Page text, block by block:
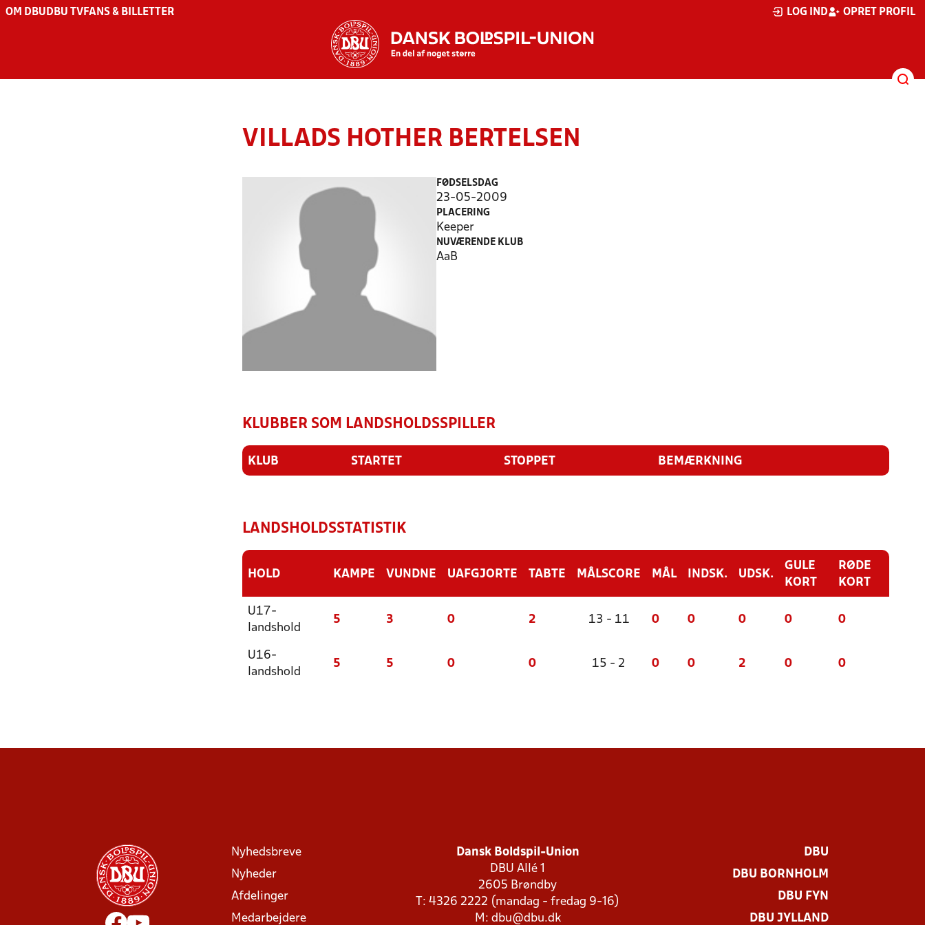
OM DBU DBU TV FANS & BILLETTER LOG IND OPRET PROFIL
VILLADS HOTHER BERTELSEN
FØDSELSDAG
23-05-2009
PLACERING
Keeper
NUVÆRENDE KLUB
AaB
KLUBBER SOM LANDSHOLDSSPILLER
KLUB STARTET STOPPET BEMÆRKNING
LANDSHOLDSSTATISTIK
HOLD KAMPE VUNDNE UAFGJORTE TABTE MÅLSCORE MÅL INDSK. UDSK.
GULE
KORT
RØDE
KORT
U17-
landshold
5 3 0 2 13 - 11 0 0 0 0 0
U16-
landshold
5 5 0 0 15 - 2 0 0 2 0 0
Nyhedsbreve
Nyheder
Afdelinger
Medarbejdere
Dansk Boldspil-Union
DBU Allé 1
2605 Brøndby
T: 4326 2222 (mandag - fredag 9-16)
M: dbu@dbu.dk
DBU
DBU BORNHOLM
DBU FYN
DBU JYLLAND